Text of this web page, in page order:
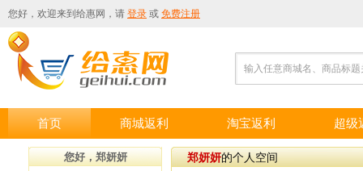
您好，欢迎来到 给惠网 ，请 登录 或 免费注册
输入任意商城名、商品标
首页 商城返利 淘宝返利 超级
您好，郑妍妍 郑妍妍的个人空间